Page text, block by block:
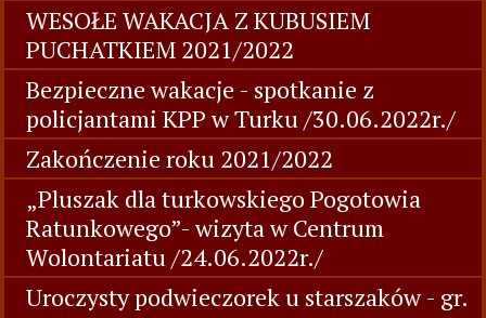
WESOŁE WAKACJA Z KUBUSIEM
PUCHATKIEM 2021/2022
Bezpieczne wakacje - spotkanie z
policjantami KPP w Turku /30.06.2022r./
Zakończenie roku 2021/2022
„Pluszak dla turkowskiego Pogotowia
Ratunkowego”- wizyta w Centrum
Wolontariatu /24.06.2022r./
Uroczysty podwieczorek u starszaków - gr.